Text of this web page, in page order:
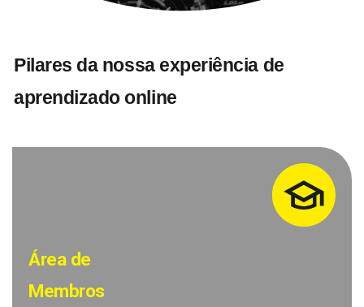
Pilares da nossa experiência de
aprendizado online
Área de
Membros